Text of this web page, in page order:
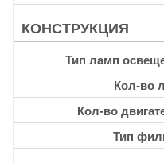
КОНСТРУКЦИЯ
Тип ламп
Кол-во
Кол-во
Тип